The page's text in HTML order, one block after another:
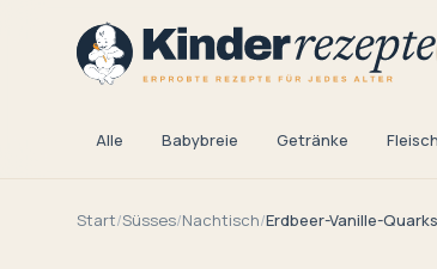
Alle Babybreie Getränke Fleisch
Start/Süsses/Nachtisch/Erdbeer-Vanille-